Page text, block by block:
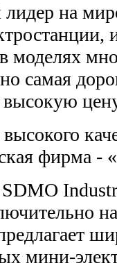
на
моделях
самая
высокую
фирма -
мини-